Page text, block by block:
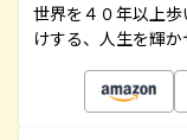
世界を４０年以上
けする、人生を輝